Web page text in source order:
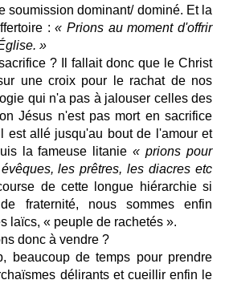
soumission dominant/ dominé. Et la
:« Prions au moment d'offrir
»
? Il fallait donc que le Christ
une croix pour le rachat de nos
qui n'a pas à jalouser celles des
Jésus n'est pas mort en sacrifice
est allé jusqu'au bout de l'amour et
la fameuse litanie« prions pour
les prêtres, les diacres etc
de cette longue hiérarchie si
fraternité, nous sommes enfin
laïcs, « peuple de rachetés ».
donc à vendre ?
beaucoup de temps pour prendre
délirants et cueillir enfin le